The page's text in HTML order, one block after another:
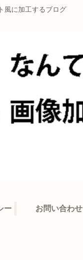
風に加工するブログ
ー お問い合わせ